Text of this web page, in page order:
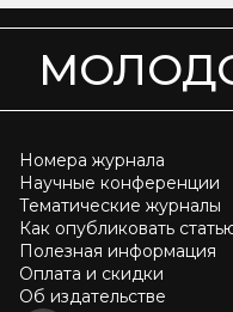
Номера журнала
Научные конференции
Тематические журналы
Как опубликовать
Полезная информация
Оплата и скидки
Об издательстве